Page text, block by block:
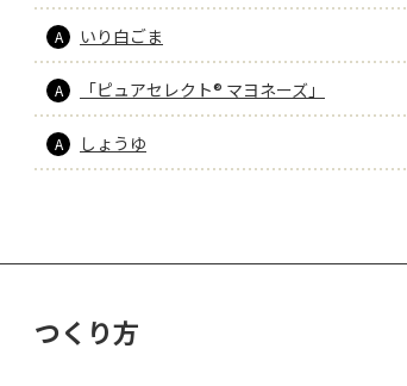
A いり白ごま
A 「ピュアセレクト® マヨネーズ」
A しょうゆ
つくり方